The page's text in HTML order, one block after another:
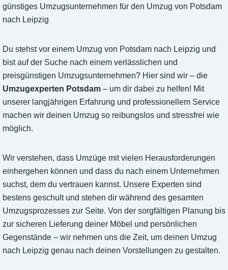
günstiges Umzugsunternehmen für den Umzug von Potsdam
nach Leipzig
Du stehst vor einem Umzug von Potsdam nach Leipzig und
bist auf der Suche nach einem verlässlichen und
preisgünstigen Umzugsunternehmen? Hier sind wir – die
Umzugexperten Potsdam – um dir dabei zu helfen! Mit
unserer langjährigen Erfahrung und professionellem Service
machen wir deinen Umzug so reibungslos und stressfrei wie
möglich.
Wir verstehen, dass Umzüge mit vielen Herausforderungen
einhergehen können und dass du nach einem Unternehmen
suchst, dem du vertrauen kannst. Unsere Experten sind
bestens geschult und stehen dir während des gesamten
Umzugsprozesses zur Seite. Von der sorgfältigen Planung bis
zur sicheren Lieferung deiner Möbel und persönlichen
Gegenstände – wir nehmen uns die Zeit, um deinen Umzug
nach Leipzig genau nach deinen Vorstellungen zu gestalten.